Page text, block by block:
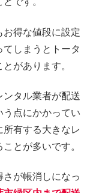
お得な値段に設定
しまうとトータ
があります。
ンタル業者が配送
う点にかかってい
有する大きなレ
とが多いです。
が帳消しになっ